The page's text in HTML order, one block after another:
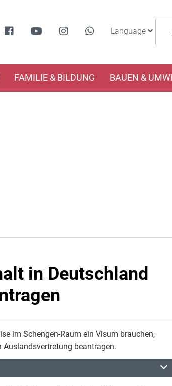
Language
FAMILIE & BILDUNG BAUEN &
in Deutschland
im Schengen-Raum ein Visum brauchen,
Auslandsvertretung beantragen.